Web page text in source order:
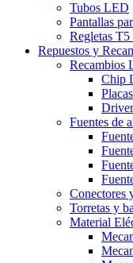
Tubos LED
Pantallas
Regletas
Repuestos y
Recambios
Chip
Fuentes de
Conectores
Torretas y
Material